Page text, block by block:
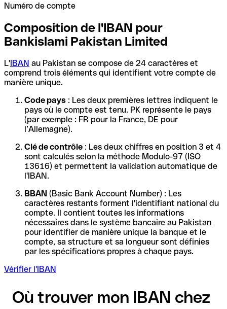
Numéro de compte
Composition de l'IBAN pour
Bankislami Pakistan Limited
L'IBAN au Pakistan se compose de 24 caractères et
comprend trois éléments qui identifient votre compte de
manière unique.
Code pays : Les deux premières lettres indiquent le
pays où le compte est tenu. PK représente le pays
(par exemple : FR pour la France, DE pour
l’Allemagne).
Clé de contrôle : Les deux chiffres en position 3 et 4
sont calculés selon la méthode Modulo-97 (ISO
13616) et permettent la validation automatique de
l'IBAN.
BBAN (Basic Bank Account Number) : Les
caractères restants forment l'identifiant national du
compte. Il contient toutes les informations
nécessaires dans le système bancaire au Pakistan
pour identifier de manière unique la banque et le
compte, sa structure et sa longueur sont définies
par les spécifications propres à chaque pays.
Vérifier l'IBAN
Où trouver mon IBAN chez